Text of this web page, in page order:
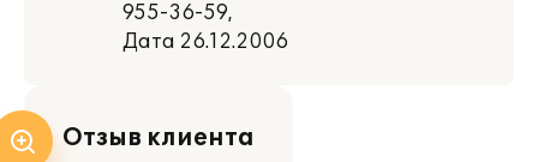
955-36-59,
Дата 26.12.2006
Отзыв клиента